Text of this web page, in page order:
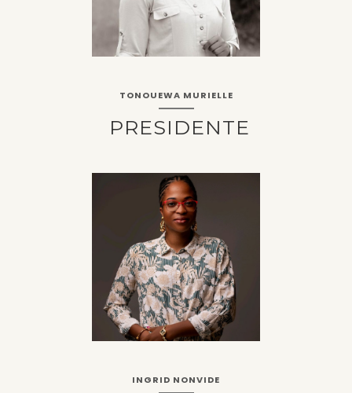
TONOUEWA MURIELLE
PRESIDENTE
INGRID NONVIDE